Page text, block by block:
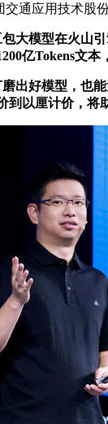
通应用技术股
模型在火山引
亿Tokens文本
好模型，也能
到以厘计价，将